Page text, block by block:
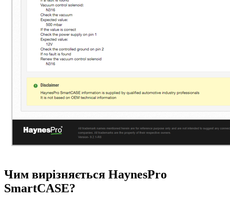
Чим вирізняється HaynesPro
SmartCASE?